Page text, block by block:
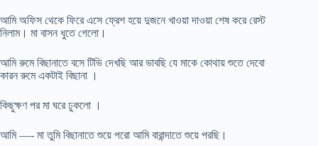
আমি অফিস থেকে ফিরে এসে ফ্রেশ হয়ে দুজনে খাওয়া দাওয়া শেষ করে রেস্ট
নিলাম। মা বাসন ধুতে গেলো।
আমি রুমে বিছানাতে বসে টিভি দেখছি আর ভাবছি যে মাকে কোথায় শুতে দেবো
কারন রুমে একটাই বিছানা ।
কিছুক্ষণ পর মা ঘরে ঢুকলো ।
আমি —- মা তুমি বিছানাতে শুয়ে পরো আমি বারান্দাতে শুয়ে পরছি।